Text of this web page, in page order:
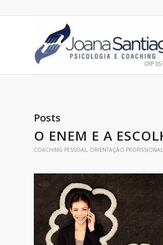
Posts
O ENEM E A
COACHING PESSOAL, ORIENTAÇÃO PROFISSIONAL